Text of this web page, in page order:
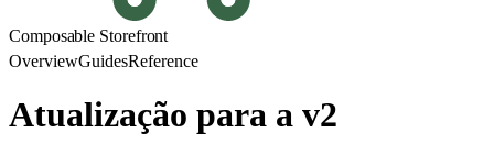
Composable Storefront
OverviewGuidesReference
Atualização para a v2